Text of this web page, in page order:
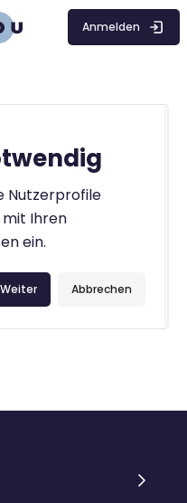
Anmelden
Nutzerprofile
mit Ihren
ein.
Abbrechen
Weiter